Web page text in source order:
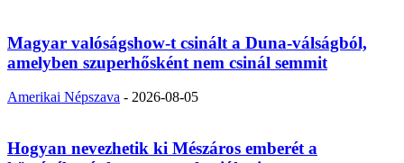
Magyar valóságshow-t csinált a Duna-válságból,
amelyben szuperhősként nem csinál semmit
Amerikai Népszava - 2026-08-05
Hogyan nevezhetik ki Mészáros emberét a